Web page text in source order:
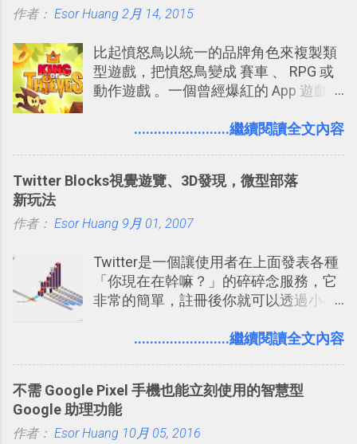
享合作，讓彼此都能在手機上查看這次
（或是沒有好的印表機），又不想跑照
提供了印照片的服務 ，而且價格不貴，
可以立即拿到，操作流程也十分簡單。
之前我在電腦玩物分享過：「 不需買印
方便教學 」。這篇文章則從印照片出
作者： Esor Huang 2月 14, 2015
比起憤怒鳥以統一的品牌角色來複製類
型遊戲，把憤怒鳥變成 賽車 、 RPG 或
動作遊戲 。一個曾經爆紅的 App 遊戲開
次推出另外一個足以撼動市場，並且有
是另外一款非常知名系列作「 Cut the
ZeptoLab ，在玩了幾個割繩子變形後，
品：「 King of Thieves 」，這是一款
玩法與眾不同的 PVP 偷竊對戰遊戲 。
........................繼續閱讀全文內容
Twitter Blocks視覺遊覽、3D發現，微型部落
新玩法
作者： Esor Huang 9月 01, 2007
Twitter是一個讓使用者在上面發表各種
「你現在在幹嘛？」的碎碎念服務，它
非常的簡單，註冊後你就可以透過小小
文，你可以真的在上面說明你在做什
牢騷，或許你也想要透過Twitter來詢問
什麼事情。各式各樣被發表的
「twitter」會像資訊之河一樣在首頁、
........................繼續閱讀全文內容
不需 Google Pixel 手機也能立刻使用的智慧型
Google 助理功能
作者： Esor Huang 10月 05, 2016